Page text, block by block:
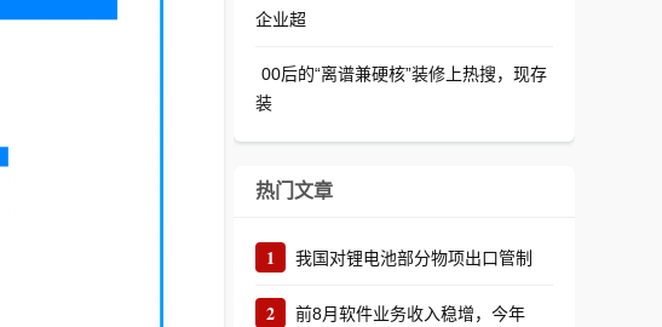
企业超
00后的“离谱兼硬核”装修上热搜，现存
装
热门文章
1 我国对锂电池部分物项出口管制
2 前8月软件业务收入稳增，今年